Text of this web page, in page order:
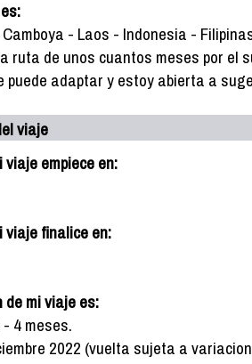
- Laos - Indonesia -
ruta de unos cuantos meses por el
puede adaptar y estoy abierta a
viaje
empiece en:
viaje finalice en:
mi viaje es:
4 meses.
2022 (vuelta sujeta a